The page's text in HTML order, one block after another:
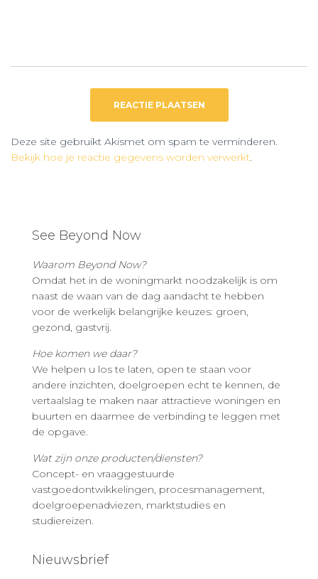
Deze site gebruikt Akismet om spam te verminderen.
Bekijk hoe je reactie gegevens worden verwerkt.
See Beyond Now
Waarom Beyond Now?
Omdat het in de woningmarkt noodzakelijk is om
naast de waan van de dag aandacht te hebben
voor de werkelijk belangrijke keuzes: groen,
gezond, gastvrij.
Hoe komen we daar?
We helpen u los te laten, open te staan voor
andere inzichten, doelgroepen echt te kennen, de
vertaalslag te maken naar attractieve woningen en
buurten en daarmee de verbinding te leggen met
de opgave.
Wat zijn onze producten/diensten?
Concept- en vraaggestuurde
vastgoedontwikkelingen, procesmanagement,
doelgroepenadviezen, marktstudies en
studiereizen.
Nieuwsbrief